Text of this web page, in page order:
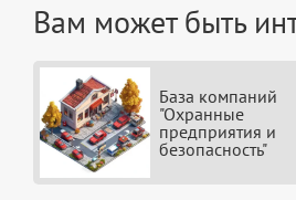
Вам может быть
База компаний
"Охранные
предприятия и
безопасность"